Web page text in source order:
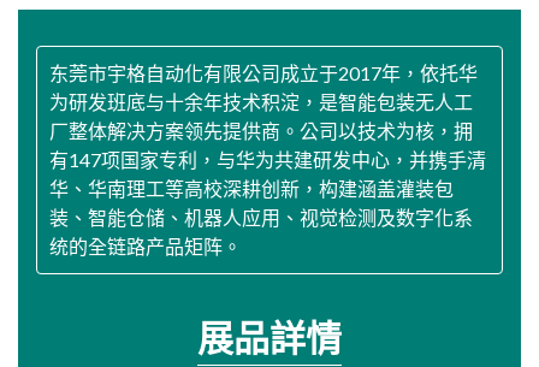
东莞市宇格自动化有限公司成立于2017年，依托华
为研发班底与十余年技术积淀，是智能包装无人工
厂整体解决方案领先提供商。公司以技术为核，拥
有147项国家专利，与华为共建研发中心，并携手清
华、华南理工等高校深耕创新，构建涵盖灌装包
装、智能仓储、机器人应用、视觉检测及数字化系
统的全链路产品矩阵。
展品詳情